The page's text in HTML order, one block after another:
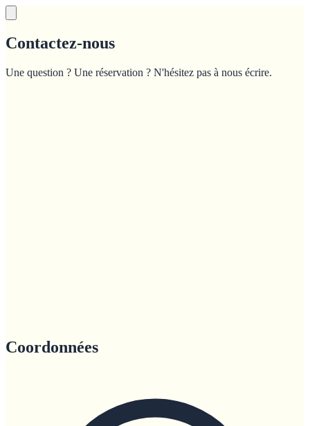
Contactez-nous
Une question ? Une réservation ? N'hésitez pas à nous écrire.
Coordonnées